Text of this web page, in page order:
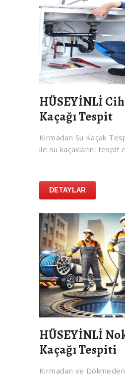
HÜSEYİNLİ
Kaçağı Tespit
Kırmadan Su Kaçak
ile su kaçaklarını tespit
DETAYLAR
HÜSEYİNLİ
Kaçağı Tespiti
Kırmadan ve